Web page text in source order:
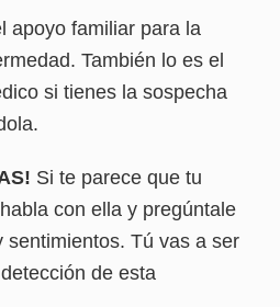
apoyo familiar para la
También lo es el
si tienes la sospecha
Si te parece que tu
con ella y pregúntale
sentimientos. Tú vas a ser
de esta